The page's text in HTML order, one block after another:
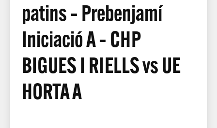
patins – Prebenjamí
Iniciació A – CHP
BIGUES I RIELLS vs UE
HORTA A